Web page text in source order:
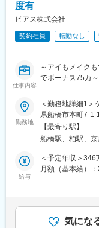
└配置薬は無料で
を身につけます。
・入社2週間～1
キルを習得しま
・入社1カ月以降
ンに訪問します。
◎困ったら先輩社
＜専門資格を取
・入社後は、医
・資格取得後は
度有
ピアス株式会社
契約社員 転勤なし
仕事内容
～アイもメイク
でボーナス75万
※本求人は【10/
■仕事内容
アイブロウ・ま
バイザーとして
おこなうお仕事
つずつ習得でき
・研修中もお給
勤務地
＜勤務地詳細1
県船橋市本町7-
＞ケセランパセ
16 S館髙島屋4階
【最寄り駅】
船橋駅、柏駅、
給与
＜予定年収＞
月額（基本給）
賞与と特別賞与
448万円★奨学金
気にな